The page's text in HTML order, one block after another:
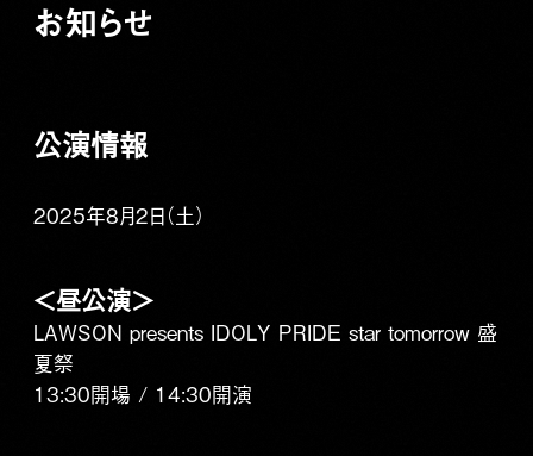
お知らせ
公演情報
2025年8月2日（土）
＜昼公演＞
LAWSON presents IDOLY PRIDE star tomorrow 盛
夏祭
13:30開場 / 14:30開演